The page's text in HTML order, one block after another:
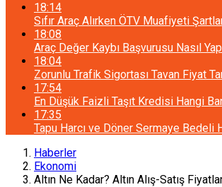
18:14
Sıfır Araç Alırken ÖTV Muafiyeti
18:08
Araç Değer Kaybı Başvurusu Nasıl
18:04
Zorunlu Trafik Sigortası Tavan Fiyat
17:54
En Düşük Faizli Taşıt Kredisi Hangi
17:35
Tapu Harcı ve Döner Sermaye Bedeli
Haberler
Ekonomi
Altın Ne Kadar? Altın Alış-Satış